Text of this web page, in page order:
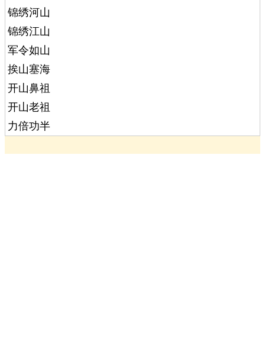
锦绣河山
锦绣江山
军令如山
挨山塞海
开山鼻祖
开山老祖
力倍功半